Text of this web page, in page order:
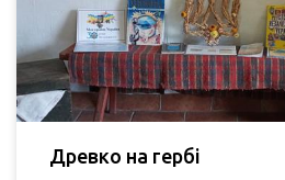
Древко на гербі